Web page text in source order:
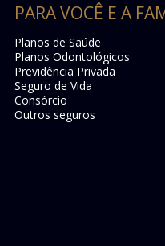
PARA VOCÊ E A
Planos de Saúde
Planos Odontológicos
Previdência Privada
Seguro de Vida
Consórcio
Outros seguros